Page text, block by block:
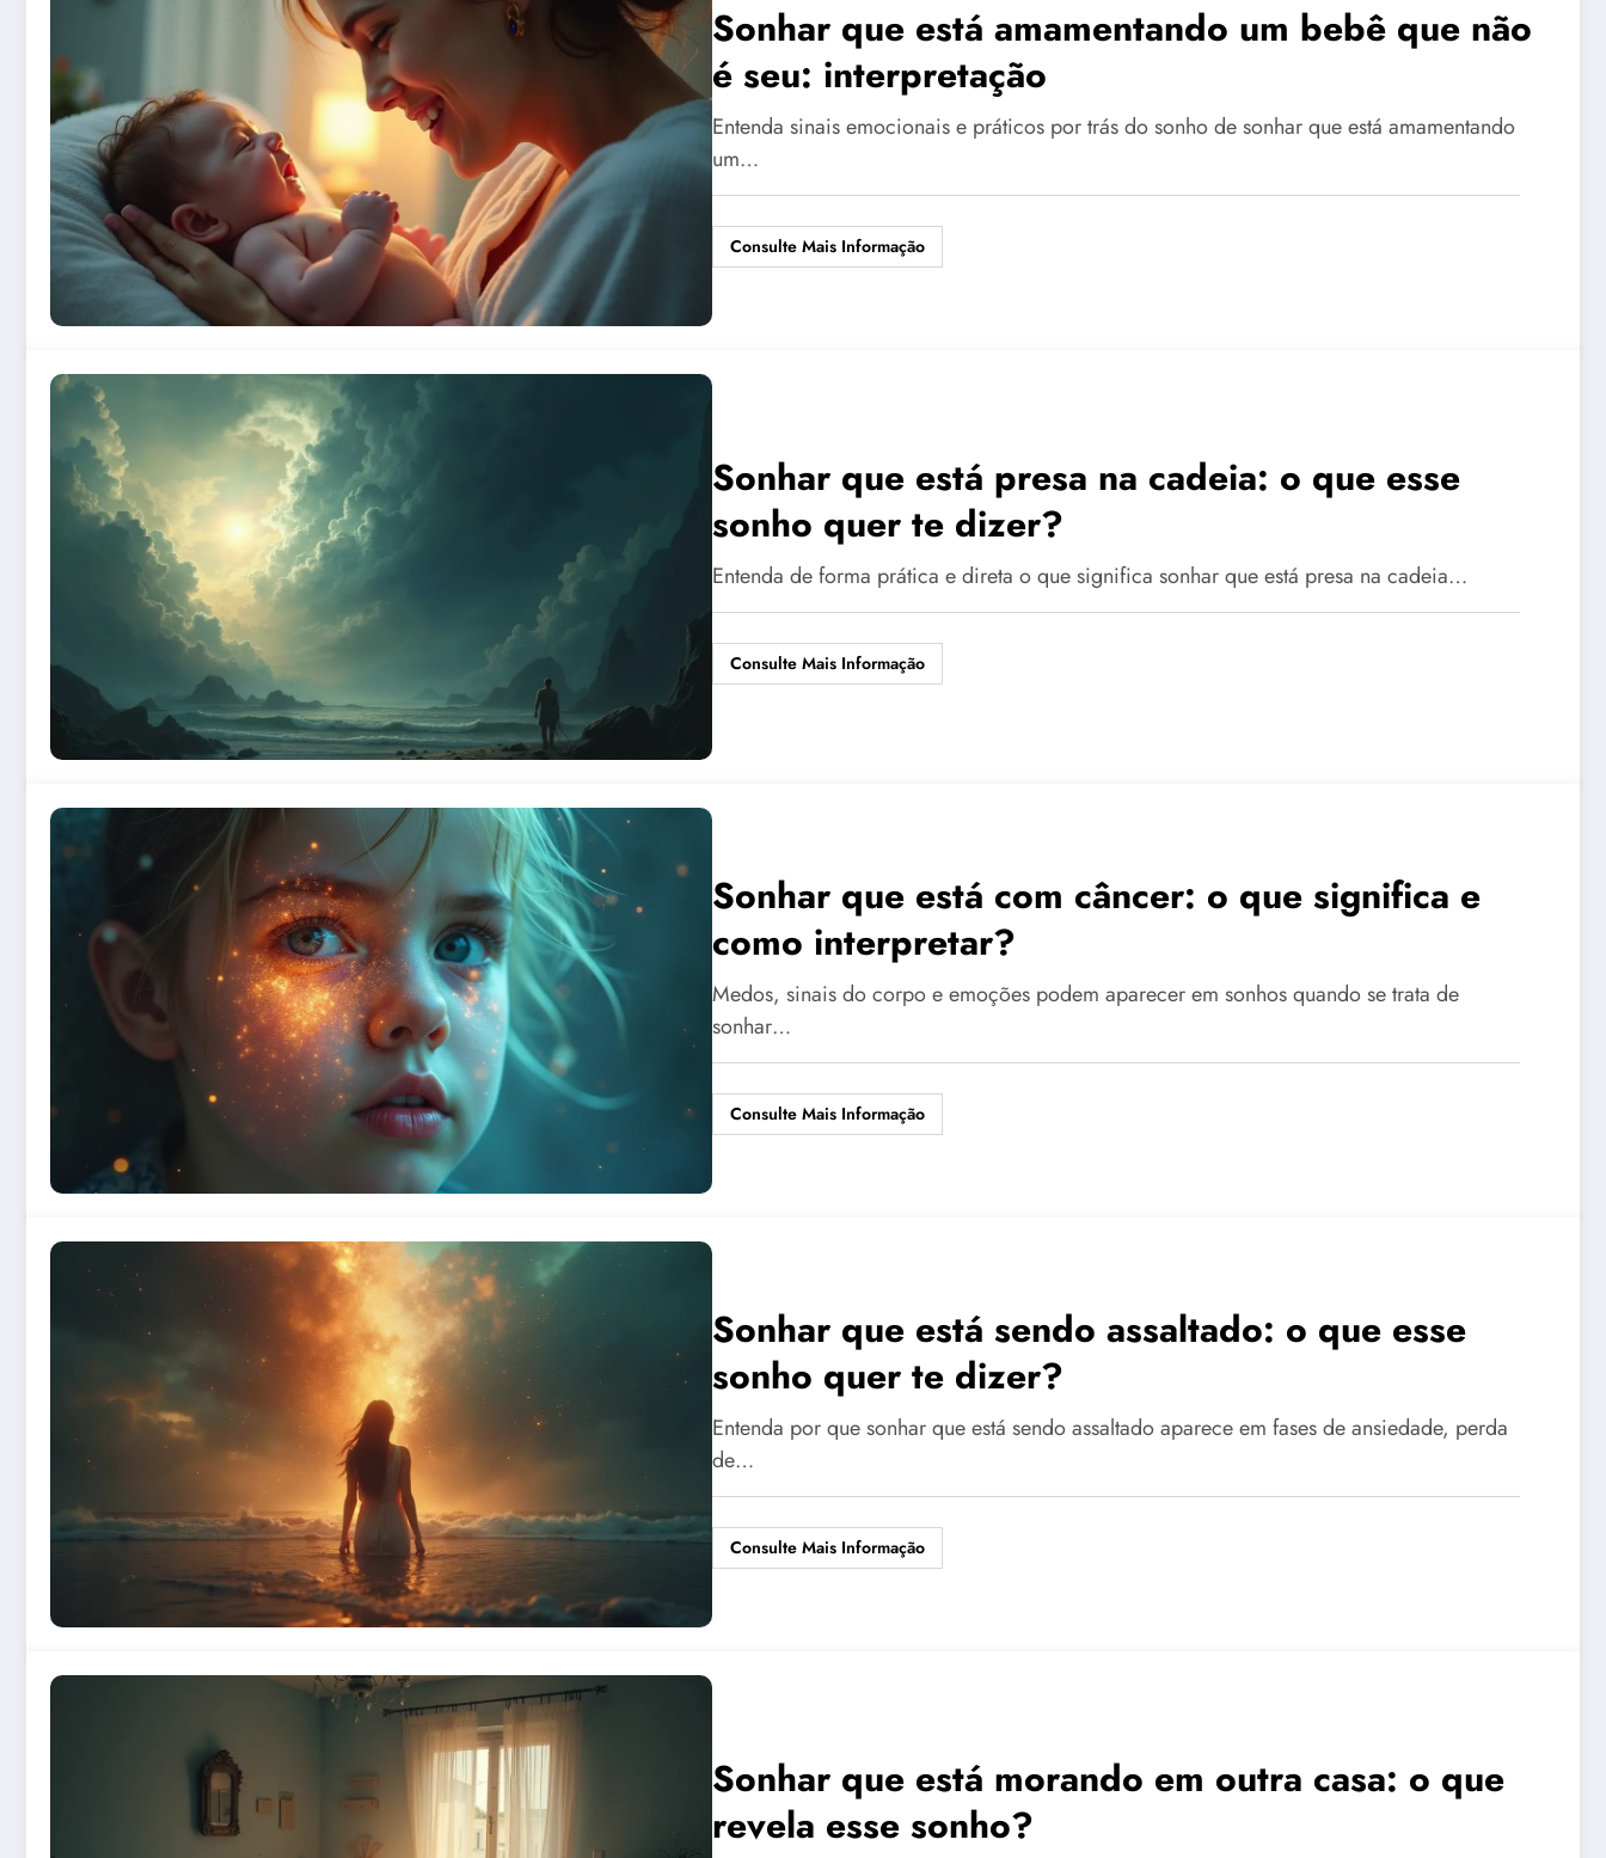
Sonhar que está amamentando um bebê que não
é seu: interpretação
Entenda sinais emocionais e práticos por trás do sonho de sonhar que está amamentando
um…
Consulte Mais Informação
Sonhar que está presa na cadeia: o que esse
sonho quer te dizer?
Entenda de forma prática e direta o que significa sonhar que está presa na cadeia…
Consulte Mais Informação
Sonhar que está com câncer: o que significa e
como interpretar?
Medos, sinais do corpo e emoções podem aparecer em sonhos quando se trata de
sonhar…
Consulte Mais Informação
Sonhar que está sendo assaltado: o que esse
sonho quer te dizer?
Entenda por que sonhar que está sendo assaltado aparece em fases de ansiedade, perda
de…
Consulte Mais Informação
Sonhar que está morando em outra casa: o que
revela esse sonho?